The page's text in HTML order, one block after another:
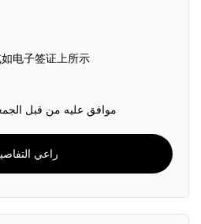
电子签证上所示
موافق عليه من قبل الجمعة,
راعي